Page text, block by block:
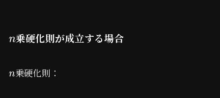
n乗硬化則が成立する場合
n乗硬化則：